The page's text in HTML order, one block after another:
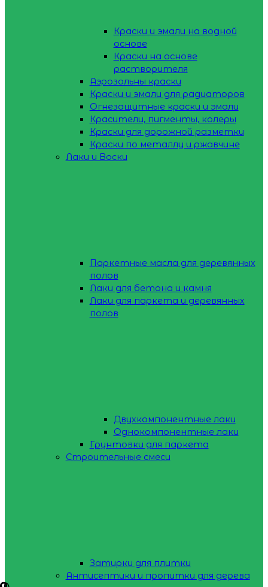
Краски и эмали на водной
основе
Краски на основе
растворителя
Аэрозольны краски
Краски и эмали для радиаторов
Огнезащитные краски и эмали
Красители, пигменты, колеры
Краски для дорожной разметки
Краски по металлу и ржавчине
Лаки и Воски
Паркетные масла для деревянных
полов
Лаки для бетона и камня
Лаки для паркета и деревянных
полов
Двухкомпонентные лаки
Однокомпонентные лаки
Грунтовки для паркета
Строительные смеси
Затирки для плитки
Антисептики и пропитки для дерева